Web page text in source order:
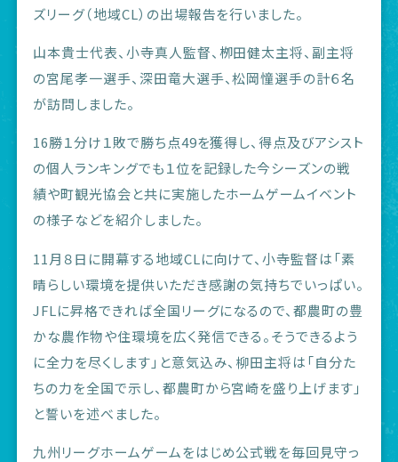
ズリーグ（地域CL）の出場報告を行いました。
山本貴士代表、小寺真人監督、栁田健太主将、副主将
の宮尾孝一選手、深田竜大選手、松岡憧選手の計６名
が訪問しました。
16勝１分け１敗で勝ち点49を獲得し、得点及びアシスト
の個人ランキングでも１位を記録した今シーズンの戦
績や町観光協会と共に実施したホームゲームイベント
の様子などを紹介しました。
11月８日に開幕する地域CLに向けて、小寺監督は「素
晴らしい環境を提供いただき感謝の気持ちでいっぱい。
JFLに昇格できれば全国リーグになるので、都農町の豊
かな農作物や住環境を広く発信できる。そうできるよう
に全力を尽くします」と意気込み、柳田主将は「自分た
ちの力を全国で示し、都農町から宮崎を盛り上げます」
と誓いを述べました。
九州リーグホームゲームをはじめ公式戦を毎回見守っ